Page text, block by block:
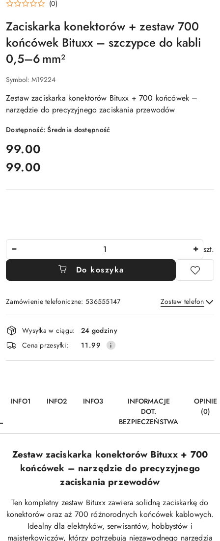
(0)
Zaciskarka konektorów + zestaw 700
końcówek Bituxx – szczypce do kabli
0,5–6 mm²
Symbol: M19224
Zestaw zaciskarka konektorów Bituxx + 700 końcówek –
narzędzie do precyzyjnego zaciskania przewodów
Dostępność:Średnia dostępność
cena:
99.00
Cena:
99.00
szt.
Do koszyka
Zamówienie telefoniczne: 536555147 Zostaw telefon
Wyślij
Dostępność
i
dostawa
Wysyłka w ciągu:
24 godziny
Cena przesyłki:
11.99
INFO1 INFO2 INFO3
INFORMACJE
DOT.
BEZPIECZEŃSTWA
OPINIE
(0)
Zestaw zaciskarka konektorów Bituxx + 700
końcówek – narzędzie do precyzyjnego
zaciskania przewodów
Ten kompletny zestaw Bituxx zawiera solidną zaciskarkę do
konektorów oraz aż 700 różnorodnych końcówek kablowych.
Idealny dla elektryków, serwisantów, hobbystów i
majsterkowiczów, którzy potrzebują niezawodnego narzędzia